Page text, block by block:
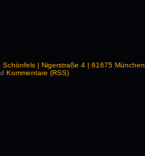
Schönfels | Nigerstraße 4 | 81675 München
Kommentare (RSS)